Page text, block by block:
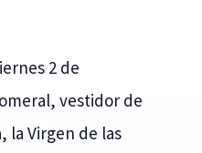
2 de
vestidor de
la Virgen de las